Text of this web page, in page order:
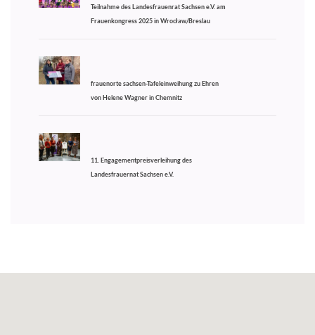
Teilnahme des Landesfrauenrat Sachsen e.V. am
Frauenkongress 2025 in Wrocław/Breslau
frauenorte sachsen-Tafeleinweihung zu Ehren
von Helene Wagner in Chemnitz
11. Engagementpreisverleihung des
Landesfrauernat Sachsen e.V.